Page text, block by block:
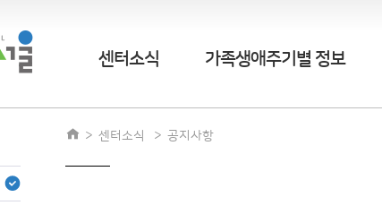
센터소식 가족생애주기별 정보
센터소식 공지사항